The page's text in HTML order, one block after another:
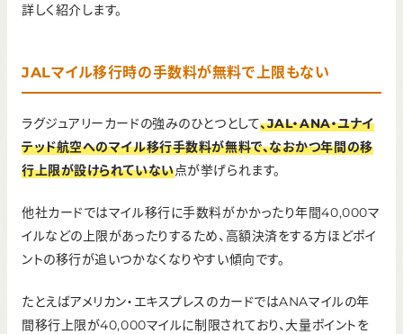
詳しく紹介します。
JALマイル移行時の手数料が無料で上限もない
ラグジュアリーカードの強みのひとつとして、JAL・ANA・ユナイ
テッド航空へのマイル移行手数料が無料で、なおかつ年間の移
行上限が設けられていない点が挙げられます。
他社カードではマイル移行に手数料がかかったり年間40,000マ
イルなどの上限があったりするため、高額決済をする方ほどポイ
ントの移行が追いつかなくなりやすい傾向です。
たとえばアメリカン・エキスプレスのカードではANAマイルの年
間移行上限が40,000マイルに制限されており、大量ポイントを